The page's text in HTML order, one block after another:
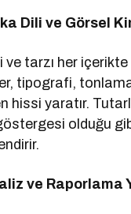
Dili ve Görsel
ve tarzı her içerikte
tipografi,
hissi yaratır.
olduğu
ve Raporlama